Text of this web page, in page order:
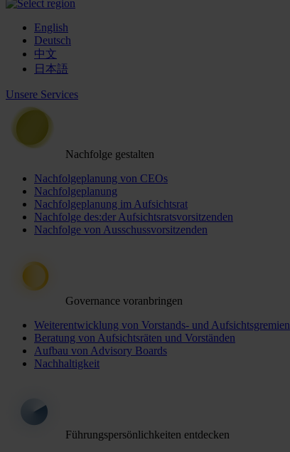
English
Deutsch
中文
日本語
Unsere Services
Nachfolge gestalten
Nachfolgeplanung von CEOs
Nachfolgeplanung
Nachfolgeplanung im Aufsichtsrat
Nachfolge des:der Aufsichtsratsvorsitzenden
Nachfolge von Ausschussvorsitzenden
Governance voranbringen
Weiterentwicklung von Vorstands- und Aufsichtsgremien
Beratung von Aufsichtsräten und Vorständen
Aufbau von Advisory Boards
Nachhaltigkeit
Führungspersönlichkeiten entdecken